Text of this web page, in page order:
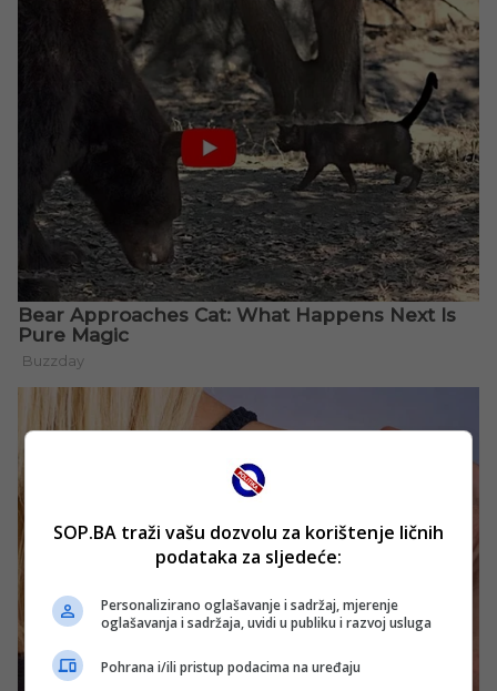
SOP.BA traži vašu dozvolu za korištenje ličnih
podataka za sljedeće:
Personalizirano oglašavanje i sadržaj, mjerenje
oglašavanja i sadržaja, uvidi u publiku i razvoj usluga
Pohrana i/ili pristup podacima na uređaju